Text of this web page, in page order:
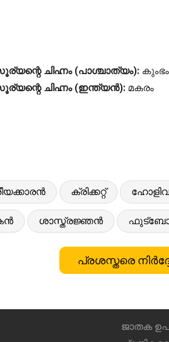
ചിഹ്നം (പാശ്ചാത്യം): കുംഭം
ചിഹ്നം (ഇന്ത്യൻ): മകരം
ക്രിക്കറ്റ്
ശാസ്ത്രജ്ഞൻ
പ്രശസ്തരെ
ജാതക